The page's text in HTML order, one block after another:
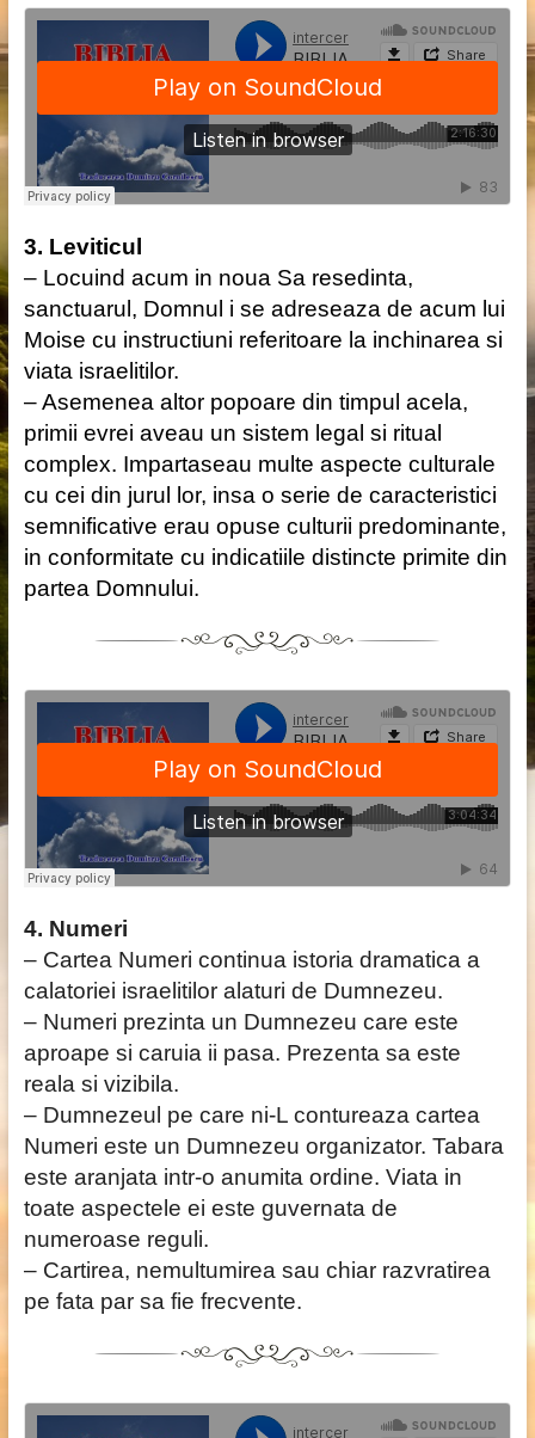
3. Leviticul
– Locuind acum in noua Sa resedinta,
sanctuarul, Domnul i se adreseaza de acum lui
Moise cu instructiuni referitoare la inchinarea si
viata israelitilor.
– Asemenea altor popoare din timpul acela,
primii evrei aveau un sistem legal si ritual
complex. Impartaseau multe aspecte culturale
cu cei din jurul lor, insa o serie de caracteristici
semnificative erau opuse culturii predominante,
in conformitate cu indicatiile distincte primite din
partea Domnului.
4. Numeri
– Cartea Numeri continua istoria dramatica a
calatoriei israelitilor alaturi de Dumnezeu.
– Numeri prezinta un Dumnezeu care este
aproape si caruia ii pasa. Prezenta sa este
reala si vizibila.
– Dumnezeul pe care ni-L contureaza cartea
Numeri este un Dumnezeu organizator. Tabara
este aranjata intr-o anumita ordine. Viata in
toate aspectele ei este guvernata de
numeroase reguli.
– Cartirea, nemultumirea sau chiar razvratirea
pe fata par sa fie frecvente.